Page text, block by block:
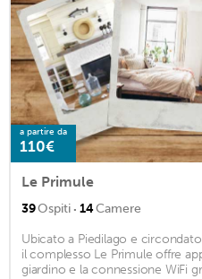
a partire da
110€
Le Primule
39Ospiti · 14Camere
Ubicato a Piedilago e
il complesso Le Primule offre
giardino e la connessione WiFi